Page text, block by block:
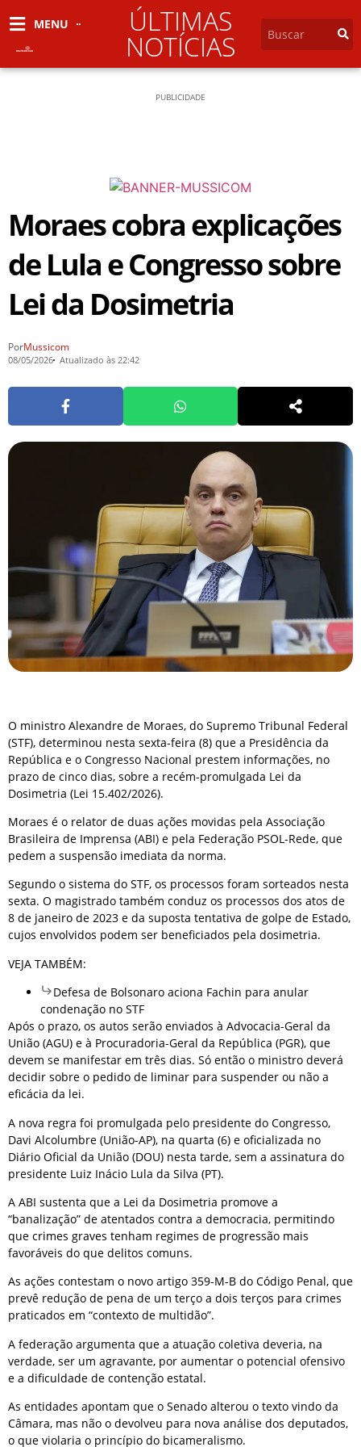
MENU ÚLTIMAS
NOTÍCIAS
PUBLICIDADE
Moraes cobra explicações
de Lula e Congresso sobre
Lei da Dosimetria
PorMussicom
08/05/2026 Atualizado às 22:42
O ministro Alexandre de Moraes, do Supremo Tribunal Federal
(STF), determinou nesta sexta-feira (8) que a Presidência da
República e o Congresso Nacional prestem informações, no
prazo de cinco dias, sobre a recém-promulgada Lei da
Dosimetria (Lei 15.402/2026).
Moraes é o relator de duas ações movidas pela Associação
Brasileira de Imprensa (ABI) e pela Federação PSOL-Rede, que
pedem a suspensão imediata da norma.
Segundo o sistema do STF, os processos foram sorteados nesta
sexta. O magistrado também conduz os processos dos atos de
8 de janeiro de 2023 e da suposta tentativa de golpe de Estado,
cujos envolvidos podem ser beneficiados pela dosimetria.
VEJA TAMBÉM:
Defesa de Bolsonaro aciona Fachin para anular
condenação no STF
Após o prazo, os autos serão enviados à Advocacia-Geral da
União (AGU) e à Procuradoria-Geral da República (PGR), que
devem se manifestar em três dias. Só então o ministro deverá
decidir sobre o pedido de liminar para suspender ou não a
eficácia da lei.
A nova regra foi promulgada pelo presidente do Congresso,
Davi Alcolumbre (União-AP), na quarta (6) e oficializada no
Diário Oficial da União (DOU) nesta tarde, sem a assinatura do
presidente Luiz Inácio Lula da Silva (PT).
A ABI sustenta que a Lei da Dosimetria promove a
“banalização” de atentados contra a democracia, permitindo
que crimes graves tenham regimes de progressão mais
favoráveis do que delitos comuns.
As ações contestam o novo artigo 359-M-B do Código Penal, que
prevê redução de pena de um terço a dois terços para crimes
praticados em “contexto de multidão”.
A federação argumenta que a atuação coletiva deveria, na
verdade, ser um agravante, por aumentar o potencial ofensivo
e a dificuldade de contenção estatal.
As entidades apontam que o Senado alterou o texto vindo da
Câmara, mas não o devolveu para nova análise dos deputados,
o que violaria o princípio do bicameralismo.